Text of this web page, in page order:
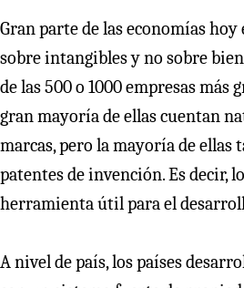
Gran parte de las economías
sobre intangibles y no sobre
de las 500 o 1000 empresas más
gran mayoría de ellas cuentan
marcas, pero la mayoría de ellas
patentes de invención. Es decir,
herramienta útil para el
A nivel de país, los países